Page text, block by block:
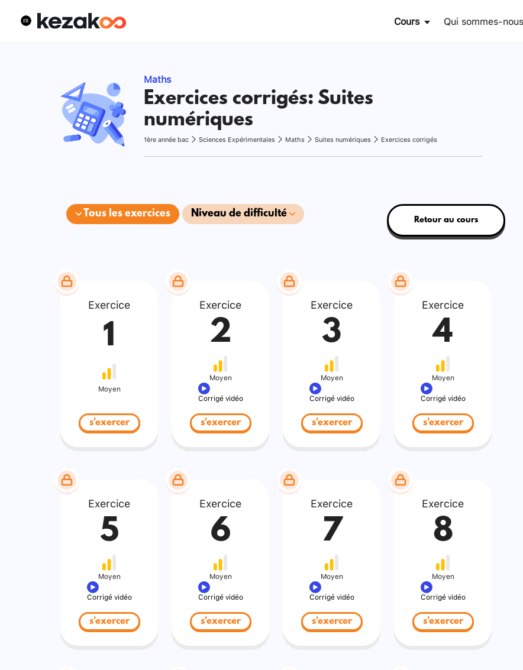
Cours Qui sommes-
Maths
Exercices corrigés: Suites
numériques
1ère année bac Sciences Expérimentales Maths Suites numériques Exercices corrigés
Tous les exercices Niveau de difficulté
Retour au cours
Exercice
1
Moyen
s'exercer
Exercice
2
Moyen
Corrigé vidéo
s'exercer
Exercice
3
Moyen
Corrigé vidéo
s'exercer
Exercice
4
Moyen
Corrigé vidéo
s'exercer
Exercice
5
Moyen
Corrigé vidéo
s'exercer
Exercice
6
Moyen
Corrigé vidéo
s'exercer
Exercice
7
Moyen
Corrigé vidéo
s'exercer
Exercice
8
Moyen
Corrigé vidéo
s'exercer